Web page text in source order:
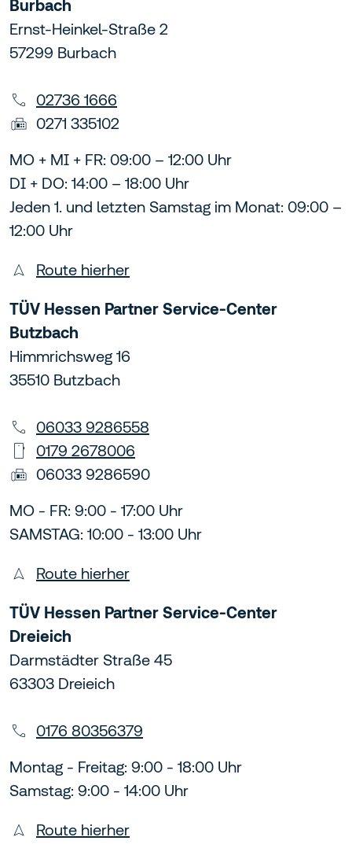
Burbach
Ernst-Heinkel-Straße 2
57299 Burbach
02736 1666
0271 335102
MO + MI + FR: 09:00 – 12:00 Uhr
DI + DO: 14:00 – 18:00 Uhr
Jeden 1. und letzten Samstag im Monat: 09:00 –
12:00 Uhr
Route hierher
TÜV Hessen Partner Service-Center
Butzbach
Himmrichsweg 16
35510 Butzbach
06033 9286558
0179 2678006
06033 9286590
MO - FR: 9:00 - 17:00 Uhr
SAMSTAG: 10:00 - 13:00 Uhr
Route hierher
TÜV Hessen Partner Service-Center
Dreieich
Darmstädter Straße 45
63303 Dreieich
0176 80356379
Montag - Freitag: 9:00 - 18:00 Uhr
Samstag: 9:00 - 14:00 Uhr
Route hierher